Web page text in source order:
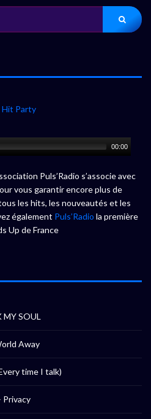
00:00
Puls’Radio s’associe avec
vous garantir encore plus de
les hits, les nouveautés et les
également Puls’Radio la première
Up de France
MY SOUL
Away
time I talk)
Privacy